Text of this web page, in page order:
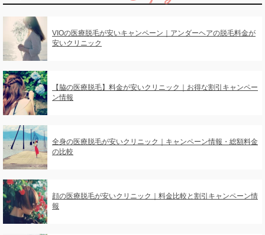
VIOの医療脱毛が安いキャンペーン｜アンダーヘアの脱毛料金が
安いクリニック
【脇の医療脱毛】料金が安いクリニック｜お得な割引キャンペー
ン情報
全身の医療脱毛が安いクリニック｜キャンペーン情報・総額料金
の比較
顔の医療脱毛が安いクリニック｜料金比較と割引キャンペーン情
報